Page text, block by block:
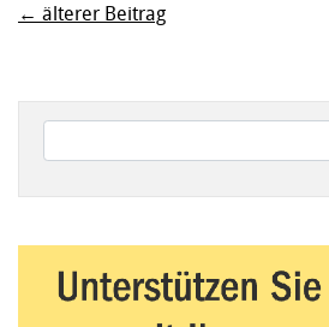
← älterer Beitrag
Wenn die Ergebnisse der